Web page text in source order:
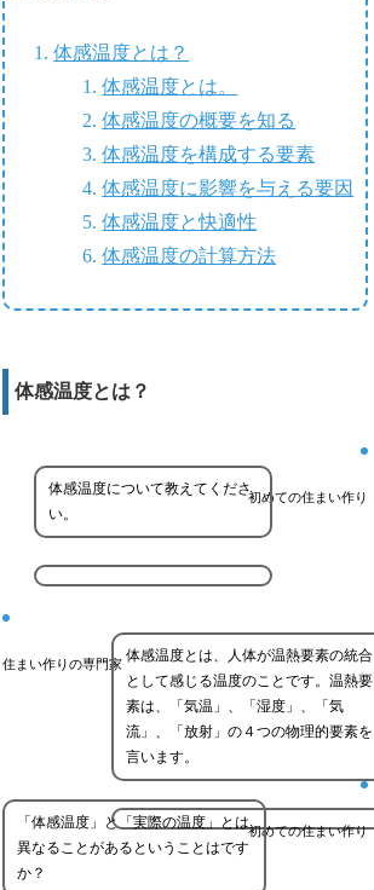
体感温度とは？
体感温度とは。
体感温度の概要を知る
体感温度を構成する要素
体感温度に影響を与える要因
体感温度と快適性
体感温度の計算方法
体感温度とは？
初めての住まい作り
体感温度について教えてくださ
い。
住まい作りの専門家 体感温度とは、人体が温熱要素の統合
として感じる温度のことです。温熱要
素は、「気温」、「湿度」、「気
流」、「放射」の４つの物理的要素を
言います。
初めての住まい作り
「体感温度」と「実際の温度」とは
異なることがあるということはです
か？